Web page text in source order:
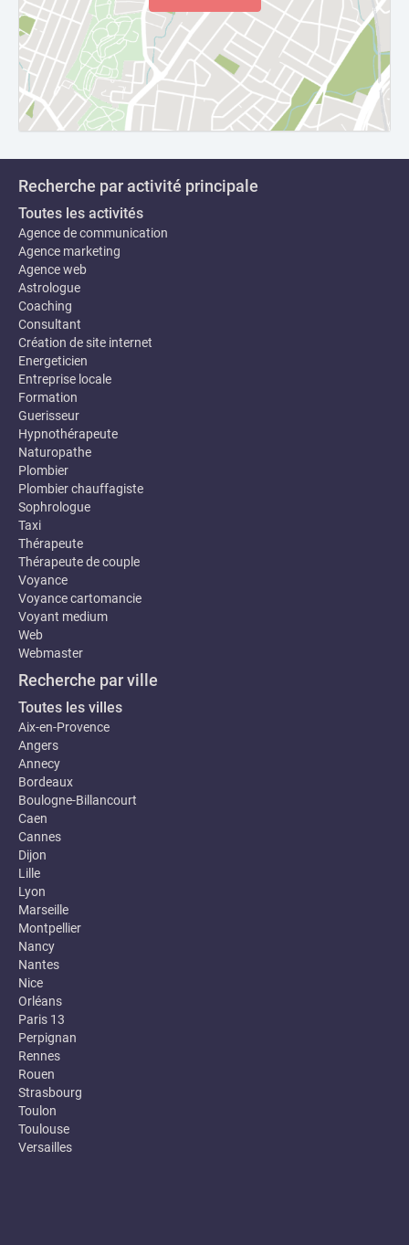
Recherche par activité principale
Toutes les activités
Agence de communication
Agence marketing
Agence web
Astrologue
Coaching
Consultant
Création de site internet
Energeticien
Entreprise locale
Formation
Guerisseur
Hypnothérapeute
Naturopathe
Plombier
Plombier chauffagiste
Sophrologue
Taxi
Thérapeute
Thérapeute de couple
Voyance
Voyance cartomancie
Voyant medium
Web
Webmaster
Recherche par ville
Toutes les villes
Aix-en-Provence
Angers
Annecy
Bordeaux
Boulogne-Billancourt
Caen
Cannes
Dijon
Lille
Lyon
Marseille
Montpellier
Nancy
Nantes
Nice
Orléans
Paris 13
Perpignan
Rennes
Rouen
Strasbourg
Toulon
Toulouse
Versailles